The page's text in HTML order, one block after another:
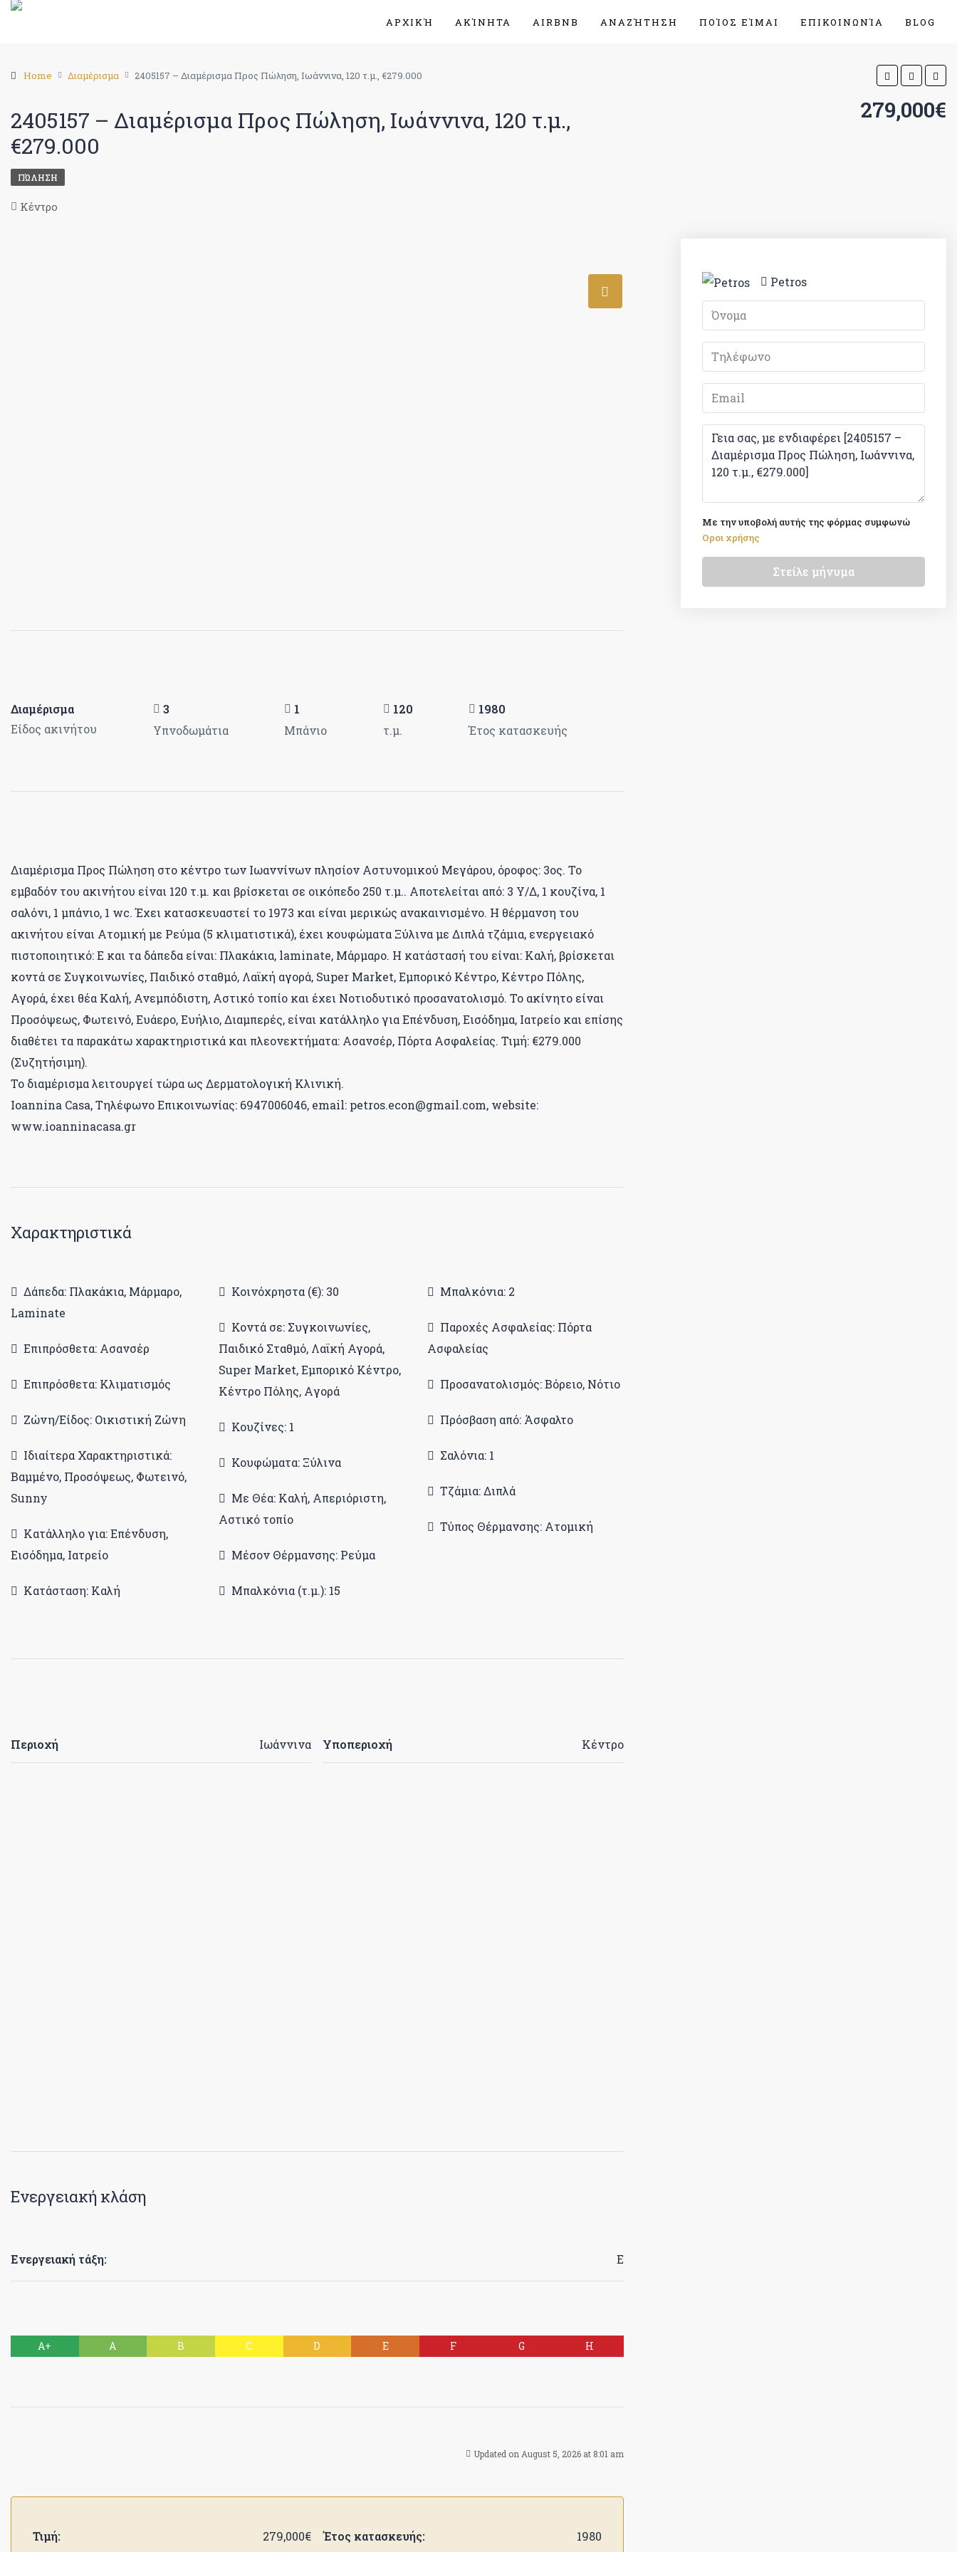
ΑΡΧΙΚΉ ΑΚΊΝΗΤΑ AIRBNB ΑΝΑΖΉΤΗΣΗ ΠΟΊΟΣ ΕΊΜΑΙ ΕΠΙΚΟΙΝΩΝΊΑ BLOG
Home Διαμέρισμα 2405157 – Διαμέρισμα Προς Πώληση, Ιωάννινα, 120 τ.μ., €279.000
2405157 – Διαμέρισμα Προς Πώληση, Ιωάννινα, 120 τ.μ.,
€279.000
279,000€
ΠΏΛΗΣΗ
Κέντρο
Διαμέρισμα
Είδος ακινήτου
3
Υπνοδωμάτια
1
Μπάνιο
120
τ.μ.
1980
Έτος κατασκευής
Διαμέρισμα Προς Πώληση στο κέντρο των Ιωαννίνων πλησίον Αστυνομικού Μεγάρου, όροφος: 3ος. Το
εμβαδόν του ακινήτου είναι 120 τ.μ. και βρίσκεται σε οικόπεδο 250 τ.μ.. Αποτελείται από: 3 Υ/Δ, 1 κουζίνα, 1
σαλόνι, 1 μπάνιο, 1 wc. Έχει κατασκευαστεί το 1973 και είναι μερικώς ανακαινισμένο. Η θέρμανση του
ακινήτου είναι Ατομική με Ρεύμα (5 κλιματιστικά), έχει κουφώματα Ξύλινα με Διπλά τζάμια, ενεργειακό
πιστοποιητικό: Ε και τα δάπεδα είναι: Πλακάκια, laminate, Μάρμαρο. Η κατάστασή του είναι: Καλή, βρίσκεται
κοντά σε Συγκοινωνίες, Παιδικό σταθμό, Λαϊκή αγορά, Super Market, Εμπορικό Κέντρο, Κέντρο Πόλης,
Αγορά, έχει θέα Καλή, Ανεμπόδιστη, Αστικό τοπίο και έχει Νοτιοδυτικό προσανατολισμό. Το ακίνητο είναι
Προσόψεως, Φωτεινό, Ευάερο, Ευήλιο, Διαμπερές, είναι κατάλληλο για Επένδυση, Εισόδημα, Ιατρείο και επίσης
διαθέτει τα παρακάτω χαρακτηριστικά και πλεονεκτήματα: Ασανσέρ, Πόρτα Ασφαλείας. Τιμή: €279.000
(Συζητήσιμη).
Το διαμέρισμα λειτουργεί τώρα ως Δερματολογική Κλινική.
Ioannina Casa, Τηλέφωνο Επικοινωνίας: 6947006046, email: petros.econ@gmail.com, website:
www.ioanninacasa.gr
Χαρακτηριστικά
Δάπεδα: Πλακάκια, Μάρμαρο,
Laminate
Επιπρόσθετα: Ασανσέρ
Επιπρόσθετα: Κλιματισμός
Ζώνη/Είδος: Οικιστική Ζώνη
Ιδιαίτερα Χαρακτηριστικά:
Βαμμένο, Προσόψεως, Φωτεινό,
Sunny
Κατάλληλο για: Επένδυση,
Εισόδημα, Ιατρείο
Κατάσταση: Καλή
Κοινόχρηστα (€): 30
Κοντά σε: Συγκοινωνίες,
Παιδικό Σταθμό, Λαϊκή Αγορά,
Super Market, Εμπορικό Κέντρο,
Κέντρο Πόλης, Aγορά
Κουζίνες: 1
Κουφώματα: Ξύλινα
Με Θέα: Καλή, Απεριόριστη,
Αστικό τοπίο
Μέσον Θέρμανσης: Ρεύμα
Μπαλκόνια (τ.μ.): 15
Μπαλκόνια: 2
Παροχές Ασφαλείας: Πόρτα
Ασφαλείας
Προσανατολισμός: Βόρειο, Νότιο
Πρόσβαση από: Άσφαλτο
Σαλόνια: 1
Τζάμια: Διπλά
Τύπος Θέρμανσης: Ατομική
Περιοχή Ιωάννινα Υποπεριοχή Κέντρο
Ενεργειακή κλάση
Ενεργειακή τάξη: Ε
A+ A B C D E F G H
Updated on August 5, 2026 at 8:01 am
Τιμή: 279,000€ Έτος κατασκευής: 1980
Petros
Με την υποβολή αυτής της φόρμας συμφωνώ
Οροι χρήσης
Στείλε μήνυμα